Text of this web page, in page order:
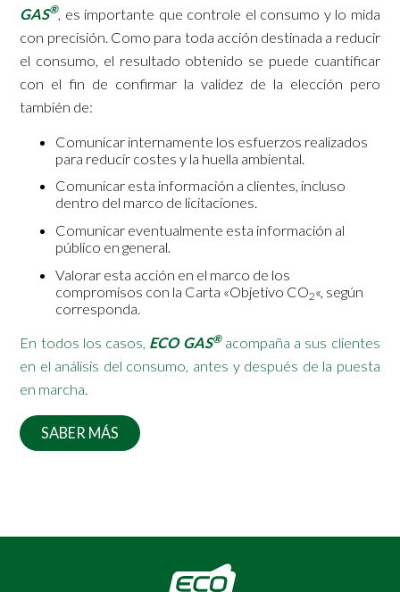
GAS®, es importante que controle el consumo y lo mida
con precisión. Como para toda acción destinada a reducir
el consumo, el resultado obtenido se puede cuantificar
con el fin de confirmar la validez de la elección pero
también de:
Comunicar internamente los esfuerzos realizados
para reducir costes y la huella ambiental.
Comunicar esta información a clientes, incluso
dentro del marco de licitaciones.
Comunicar eventualmente esta información al
público en general.
Valorar esta acción en el marco de los
compromisos con la Carta «Objetivo CO2«, según
corresponda.
En todos los casos, ECO GAS®acompaña a sus clientes
en el análisis del consumo, antes y después de la puesta
en marcha.
SABER MÁS